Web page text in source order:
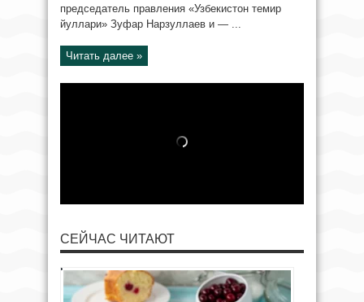
председатель правления «Узбекистон темир
йуллари» Зуфар Нарзуллаев и — ...
Читать далее »
СЕЙЧАС ЧИТАЮТ